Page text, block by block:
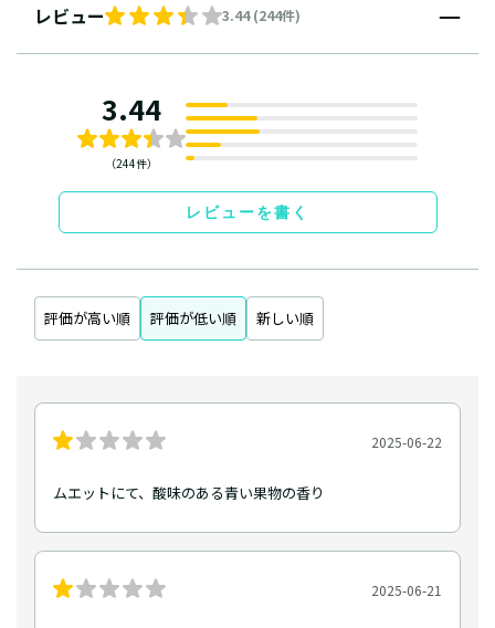
レビュー 3.44 (244件)
3.44
（244件）
レビューを書く
評価が高い順 評価が低い順 新しい順
2025-06-22
ムエットにて、酸味のある青い果物の香り
2025-06-21